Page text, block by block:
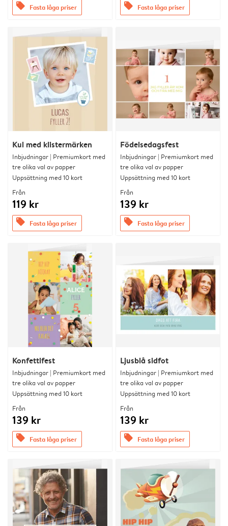
offers Fasta låga priser offers Fasta låga priser
Kul med klistermärken
Inbjudningar | Premiumkort med
tre olika val av papper
Uppsättning med 10 kort
Från
119 kr
offers Fasta låga priser
Födelsedagsfest
Inbjudningar | Premiumkort med
tre olika val av papper
Uppsättning med 10 kort
Från
139 kr
offers Fasta låga priser
Konfettifest
Inbjudningar | Premiumkort med
tre olika val av papper
Uppsättning med 10 kort
Från
139 kr
offers Fasta låga priser
Ljusblå sidfot
Inbjudningar | Premiumkort med
tre olika val av papper
Uppsättning med 10 kort
Från
139 kr
offers Fasta låga priser